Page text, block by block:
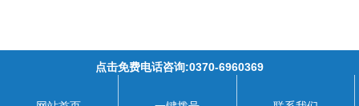
点击免费电话咨询:0370-6960369